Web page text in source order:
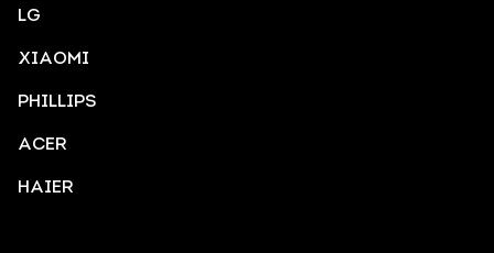
LG
XIAOMI
PHILLIPS
ACER
HAIER